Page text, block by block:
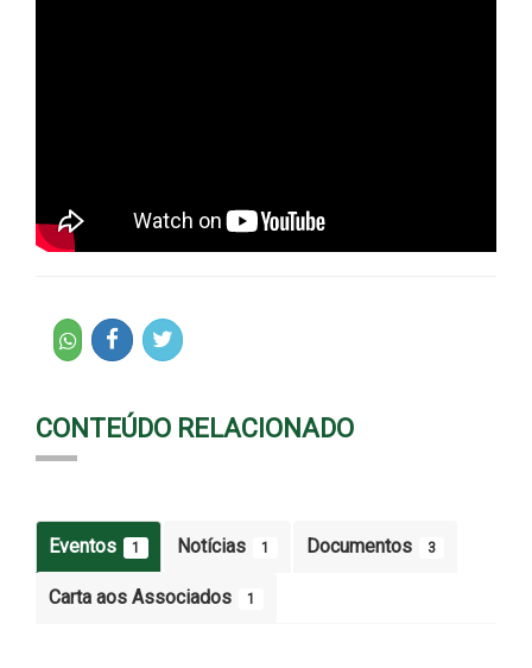
CONTEÚDO RELACIONADO
Eventos 1 Notícias 1 Documentos 3
Carta aos Associados 1